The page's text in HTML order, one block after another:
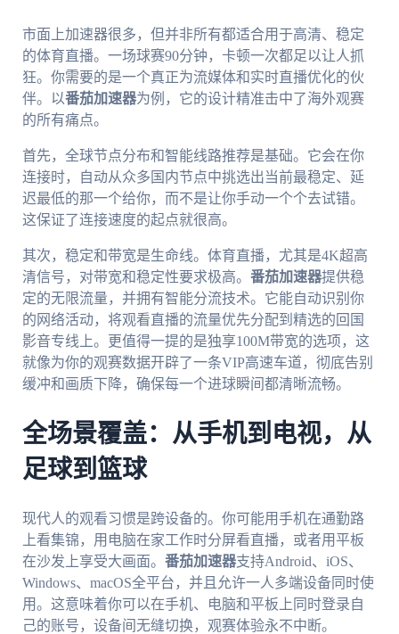
市面上加速器很多，但并非所有都适合用于高清、稳定
的体育直播。一场球赛90分钟，卡顿一次都足以让人抓
狂。你需要的是一个真正为流媒体和实时直播优化的伙
伴。以番茄加速器为例，它的设计精准击中了海外观赛
的所有痛点。
首先，全球节点分布和智能线路推荐是基础。它会在你
连接时，自动从众多国内节点中挑选出当前最稳定、延
迟最低的那一个给你，而不是让你手动一个个去试错。
这保证了连接速度的起点就很高。
其次，稳定和带宽是生命线。体育直播，尤其是4K超高
清信号，对带宽和稳定性要求极高。 番茄加速器提供稳
定的无限流量，并拥有智能分流技术。它能自动识别你
的网络活动，将观看直播的流量优先分配到精选的回国
影音专线上。更值得一提的是独享100M带宽的选项，这
就像为你的观赛数据开辟了一条VIP高速车道，彻底告别
缓冲和画质下降，确保每一个进球瞬间都清晰流畅。
全场景覆盖：从手机到电视，从
足球到篮球
现代人的观看习惯是跨设备的。你可能用手机在通勤路
上看集锦，用电脑在家工作时分屏看直播，或者用平板
在沙发上享受大画面。 番茄加速器支持Android、iOS、
Windows、macOS全平台，并且允许一人多端设备同时使
用。这意味着你可以在手机、电脑和平板上同时登录自
己的账号，设备间无缝切换，观赛体验永不中断。